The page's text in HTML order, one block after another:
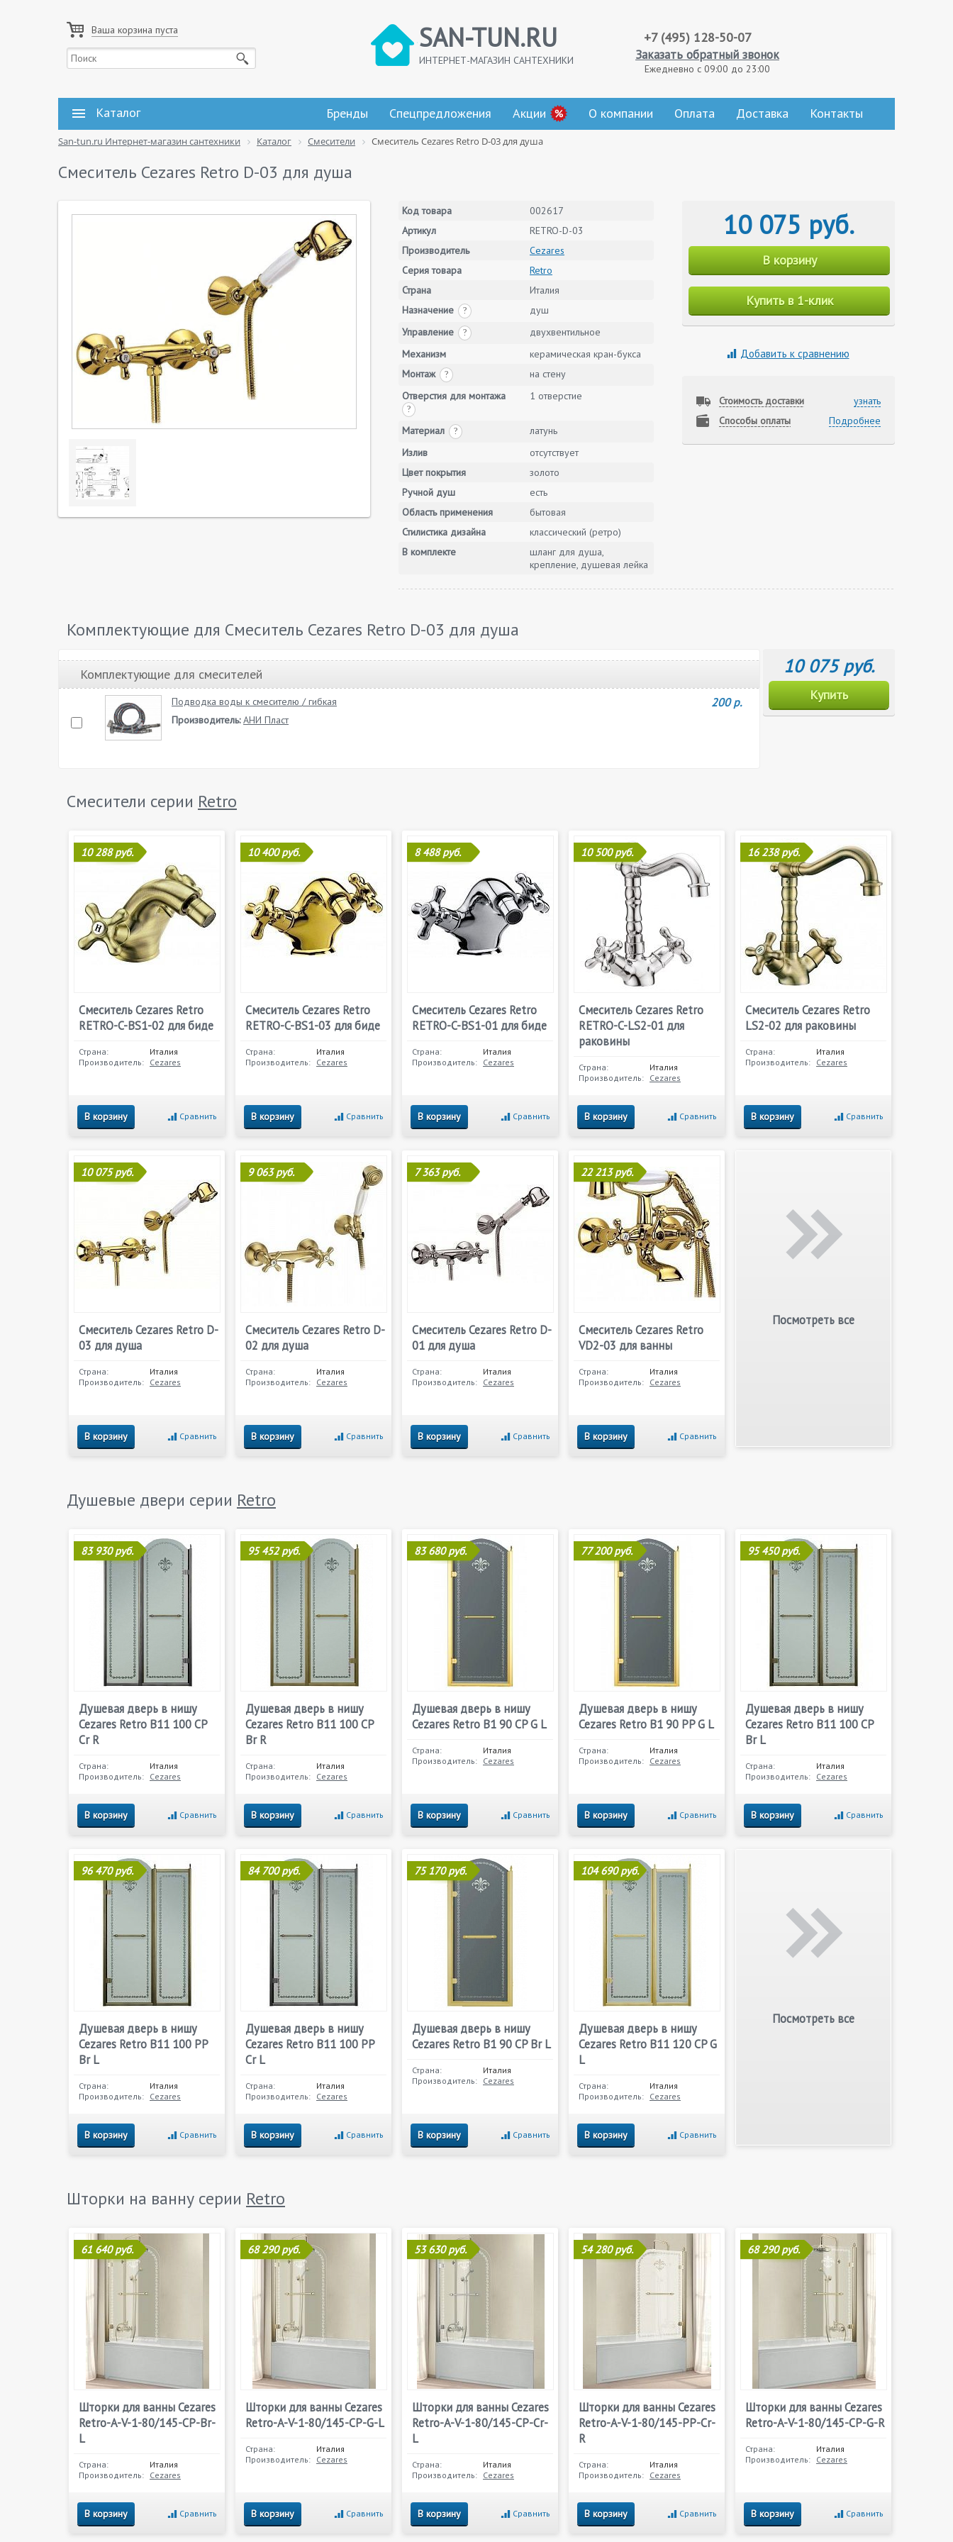
Ваша корзина пуста SAN-TUN.RU
ИНТЕРНЕТ-МАГАЗИН САНТЕХНИКИ
+7 (495) 128-50-07
Заказать обратный звонок
Ежедневно с 09:00 до 23:00
Каталог Бренды Спецпредложения Акции О компании Оплата Доставка Контакты
San-tun.ru Интернет-магазин сантехники Каталог Смесители Смеситель Cezares Retro D-03 для душа
Смеситель Cezares Retro D-03 для душа
Код товара
002617
Артикул
RETRO-D-03
Производитель
Cezares
Серия товара
Retro
Страна
Италия
Назначение
?
душ
Управление
?
двухвентильное
Механизм
керамическая кран-букса
Монтаж
?
на стену
Отверстия для монтажа
?
1 отверстие
Материал ?
латунь
Излив
отсутствует
Цвет покрытия
золото
Ручной душ
есть
Область применения
бытовая
Стилистика дизайна
классический (ретро)
В комплекте
шланг для душа,
крепление, душевая лейка
10 075 руб.
В корзину
Купить в 1-клик
Добавить к сравнению
Стоимость доставки
узнать
Способы оплаты
Подробнее
Комплектующие для Смеситель Cezares Retro D-03 для душа
Комплектующие для смесителей
Подводка воды к смесителю / гибкая
Производитель: АНИ Пласт
200 р.
10 075 руб.
Купить
Смесители серии Retro
10 288 руб.
Смеситель Cezares Retro
RETRO-C-BS1-02 для биде
Страна:
Италия
Производитель: Cezares
В корзину Сравнить
10 400 руб.
Смеситель Cezares Retro
RETRO-C-BS1-03 для биде
Страна:
Италия
Производитель: Cezares
В корзину Сравнить
8 488 руб.
Смеситель Cezares Retro
RETRO-C-BS1-01 для биде
Страна:
Италия
Производитель: Cezares
В корзину Сравнить
10 500 руб.
Смеситель Cezares Retro
RETRO-C-LS2-01 для
раковины
Страна:
Италия
Производитель: Cezares
В корзину Сравнить
16 238 руб.
Смеситель Cezares Retro
LS2-02 для раковины
Страна:
Италия
Производитель: Cezares
В корзину Сравнить
10 075 руб.
Смеситель Cezares Retro D-
03 для душа
Страна:
Италия
Производитель: Cezares
В корзину Сравнить
9 063 руб.
Смеситель Cezares Retro D-
02 для душа
Страна:
Италия
Производитель: Cezares
В корзину Сравнить
7 363 руб.
Смеситель Cezares Retro D-
01 для душа
Страна:
Италия
Производитель: Cezares
В корзину Сравнить
22 213 руб.
Смеситель Cezares Retro
VD2-03 для ванны
Страна:
Италия
Производитель: Cezares
В корзину Сравнить
Посмотреть все
Душевые двери серии Retro
83 930 руб.
Душевая дверь в нишу
Cezares Retro B11 100 CP
Cr R
Страна:
Италия
Производитель: Cezares
В корзину Сравнить
95 452 руб.
Душевая дверь в нишу
Cezares Retro B11 100 CP
Br R
Страна:
Италия
Производитель: Cezares
В корзину Сравнить
83 680 руб.
Душевая дверь в нишу
Cezares Retro B1 90 CP G L
Страна:
Италия
Производитель: Cezares
В корзину Сравнить
77 200 руб.
Душевая дверь в нишу
Cezares Retro B1 90 PP G L
Страна:
Италия
Производитель: Cezares
В корзину Сравнить
95 450 руб.
Душевая дверь в нишу
Cezares Retro B11 100 CP
Br L
Страна:
Италия
Производитель: Cezares
В корзину Сравнить
96 470 руб.
Душевая дверь в нишу
Cezares Retro B11 100 PP
Br L
Страна:
Италия
Производитель: Cezares
В корзину Сравнить
84 700 руб.
Душевая дверь в нишу
Cezares Retro B11 100 PP
Cr L
Страна:
Италия
Производитель: Cezares
В корзину Сравнить
75 170 руб.
Душевая дверь в нишу
Cezares Retro B1 90 CP Br L
Страна:
Италия
Производитель: Cezares
В корзину Сравнить
104 690 руб.
Душевая дверь в нишу
Cezares Retro B11 120 CP G
L
Страна:
Италия
Производитель: Cezares
В корзину Сравнить
Посмотреть все
Шторки на ванну серии Retro
61 640 руб.
Шторки для ванны Cezares
Retro-A-V-1-80/145-CP-Br-
L
Страна:
Италия
Производитель: Cezares
В корзину Сравнить
68 290 руб.
Шторки для ванны Cezares
Retro-A-V-1-80/145-CP-G-L
Страна:
Италия
Производитель: Cezares
В корзину Сравнить
53 630 руб.
Шторки для ванны Cezares
Retro-A-V-1-80/145-CP-Cr-
L
Страна:
Италия
Производитель: Cezares
В корзину Сравнить
54 280 руб.
Шторки для ванны Cezares
Retro-A-V-1-80/145-PP-Cr-
R
Страна:
Италия
Производитель: Cezares
В корзину Сравнить
68 290 руб.
Шторки для ванны Cezares
Retro-A-V-1-80/145-CP-G-R
Страна:
Италия
Производитель: Cezares
В корзину Сравнить